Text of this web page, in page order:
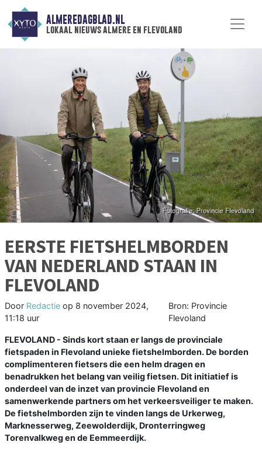
ALMEREDAGBLAD.NL
lokaal nieuws almere en flevoland
EERSTE FIETSHELMBORDEN
VAN NEDERLAND STAAN IN
FLEVOLAND
Door Redactie op 8 november 2024,
11:18 uur
Bron: Provincie
Flevoland
FLEVOLAND - Sinds kort staan er langs de provinciale
fietspaden in Flevoland unieke fietshelmborden. De borden
complimenteren fietsers die een helm dragen en
benadrukken het belang van veilig fietsen. Dit initiatief is
onderdeel van de inzet van provincie Flevoland en
samenwerkende partners om het verkeersveiliger te maken.
De fietshelmborden zijn te vinden langs de Urkerweg,
Marknesserweg, Zeewolderdijk, Dronterringweg
Torenvalkweg en de Eemmeerdijk.